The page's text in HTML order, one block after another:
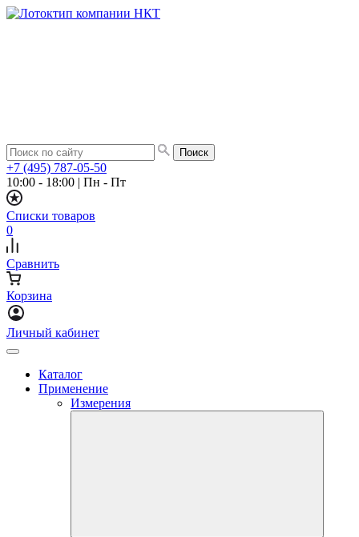
+7 (495) 787-05-50
10:00 - 18:00 | Пн - Пт
Списки товаров
0
Сравнить
Корзина
Личный кабинет
Каталог
Применение
Измерения